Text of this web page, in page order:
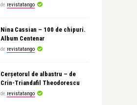
de revistatango
Nina Cassian – 100 de chipuri.
Album Centenar
de revistatango
Cerșetorul de albastru – de
Crin-Triandafil Theodorescu
de revistatango